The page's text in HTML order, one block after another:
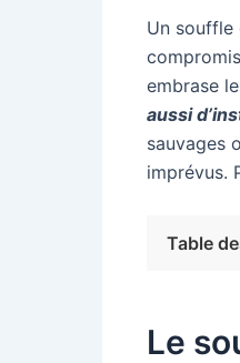
Un souffle
embrase
aussi
sauvages
imprévus.
Table
Le